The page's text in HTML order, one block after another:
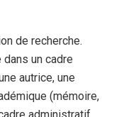
de recherche.
un cadre
autrice, une
(mémoire,